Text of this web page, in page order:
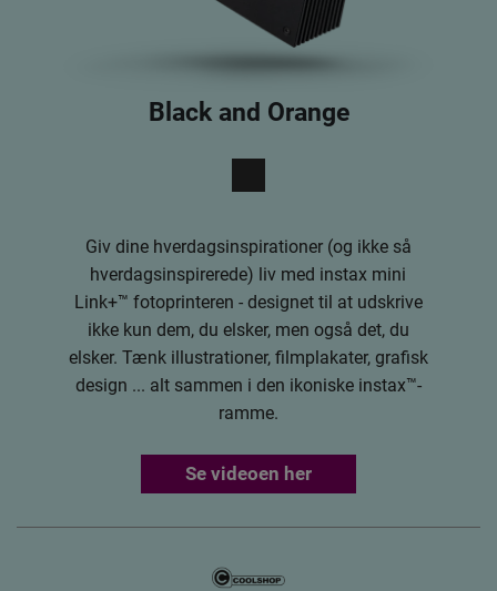
Black and Orange
Giv dine hverdagsinspirationer (og ikke så
hverdagsinspirerede) liv med instax mini
Link+™ fotoprinteren - designet til at udskrive
ikke kun dem, du elsker, men også det, du
elsker. Tænk illustrationer, filmplakater, grafisk
design ... alt sammen i den ikoniske instax™-
ramme.
Se videoen her